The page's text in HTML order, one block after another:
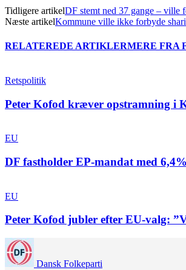
Tidligere artikelDF stemt ned 37 gange – ville
Næste artikelKommune ville ikke forbyde
RELATEREDE ARTIKLERMERE FRA
Retspolitik
Peter Kofod kræver opstramning i
EU
DF fastholder EP-mandat med
EU
Peter Kofod jubler efter EU-valg:
Dansk Folkeparti